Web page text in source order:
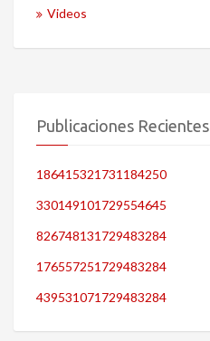
Videos
Publicaciones Recientes
186415321731184250
330149101729554645
826748131729483284
176557251729483284
439531071729483284